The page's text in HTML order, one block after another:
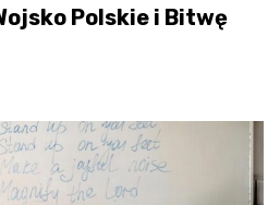
Polskie i Bitwę